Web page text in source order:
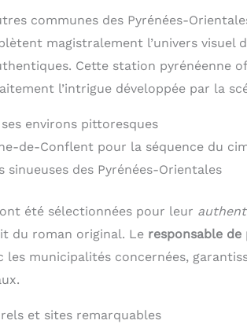
communes des Pyrénées-
magistralement l’univers visuel
Cette station pyrénéenne
l’intrigue développée par la
environs pittoresques
de-Conflent pour la séquence du
sinueuses des Pyrénées-Orientales
été sélectionnées pour leur
du roman original. Le responsable
les municipalités concernées,
et sites remarquables